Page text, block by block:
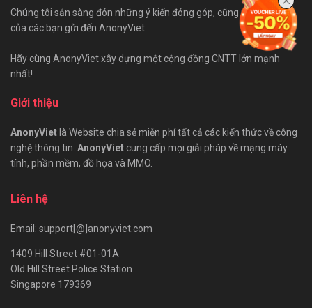
Chúng tôi sẵn sàng đón những ý kiến đóng góp, cũng như bài viết
của các bạn gửi đến AnonyViet.
Hãy cùng AnonyViet xây dựng một cộng đồng CNTT lớn mạnh
nhất!
Giới thiệu
AnonyVietlà Website chia sẻ miễn phí tất cả các kiến thức về công
nghệ thông tin. AnonyViet cung cấp mọi giải pháp về mạng máy
tính, phần mềm, đồ họa và MMO.
Liên hệ
Email: support[@]anonyviet.com
1409 Hill Street #01-01A
Old Hill Street Police Station
Singapore 179369